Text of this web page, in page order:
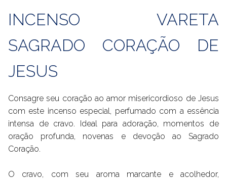
INCENSO VARETA
SAGRADO CORAÇÃO DE
JESUS
Consagre seu coração ao amor misericordioso de Jesus
com este incenso especial, perfumado com a essência
intensa de cravo. Ideal para adoração, momentos de
oração profunda, novenas e devoção ao Sagrado
Coração.
O cravo, com seu aroma marcante e acolhedor,